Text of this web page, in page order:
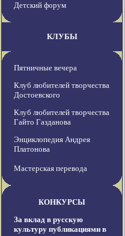
Детский форум
КЛУБЫ
Пятничные вечера
Клуб любителей творчества
Достоевского
Клуб любителей творчества
Гайто Газданова
Энциклопедия Андрея
Платонова
Мастерская перевода
КОНКУРСЫ
За вклад в русскую
культуру публикациями в